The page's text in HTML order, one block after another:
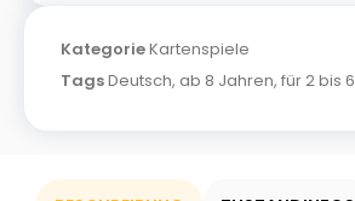
KategorieKartenspiele
TagsDeutsch, ab 8 Jahren, für 2 bis